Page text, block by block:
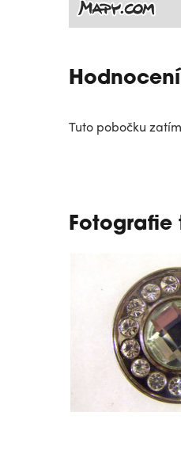
Tuto pobočku
Fotografie